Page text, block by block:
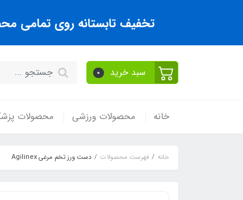
تخفیف تابستانه روی تمامی
سبد خرید 0
خانه محصولات ورزشی محصولات
خانه فهرست محصولات دست ورز تخم مرغی Agilinex